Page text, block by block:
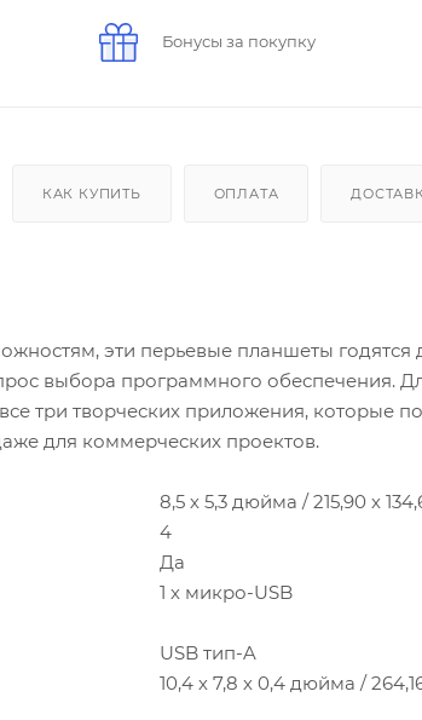
Бонусы за покупку
КАК КУПИТЬ ОПЛАТА
эти перьевые планшеты
выбора программного обеспечения.
три творческих приложения, которые
для коммерческих проектов.
8,5 х 5,3 дюйма / 215,90 х
4
Да
1 х микро-USB
USB тип-A
10,4 х 7,8 х 0,4 дюйма /